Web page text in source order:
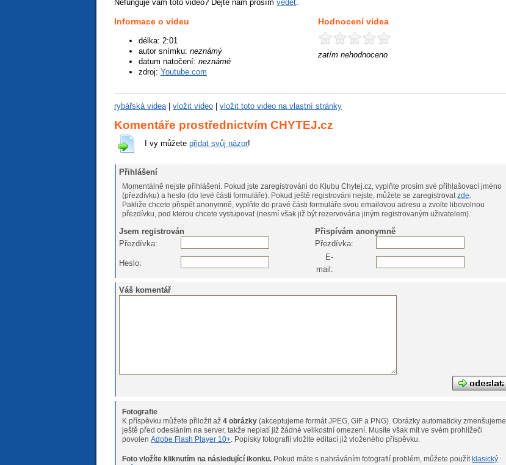
Nefunguje vám toto video? Dejte nám prosím vědět.
Informace o videu
délka: 2:01
autor snímku: neznámý
datum natočení: neznámé
zdroj: Youtube.com
Hodnocení videa
zatím nehodnoceno
rybářská videa| vložit video vložit toto video na vlastní stránky
Komentáře prostřednictvím CHYTEJ.cz
I vy můžete přidat svůj názor!
Přihlášení
Momentálně nejste přihlášeni. Pokud jste zaregistrováni do Klubu Chytej.cz, vyplňte prosím své přihlašovací jméno
(přezdívku) a heslo (do levé části formuláře). Pokud ještě registrováni nejste, můžete se zaregistrovatzde.
Pakliže chcete přispět anonymně, vyplňte do pravé části formuláře svou emailovou adresu a zvolte libovolnou
přezdívku, pod kterou chcete vystupovat (nesmí však již být rezervována jiným registrovaným uživatelem).
Jsem registrován
Přispívám anonymně
Přezdívka:
Přezdívka:
Heslo:
E-
mail:
Váš komentář
Fotografie
K příspěvku můžete přiložit až4 obrázky (akceptujeme formát JPEG, GIF a PNG).Obrázky automaticky zmenšujeme
ještě před odesláním na server, takže neplatí již žádné velikostní omezení. Musíte však mít ve svém prohlížeči
povolenAdobe Flash Player 10+ . Popisky fotografií vložíte editací již vloženého příspěvku.
Foto vložíte kliknutím na následující ikonku. Pokud máte s nahráváním fotografií problém, můžete použít klasický